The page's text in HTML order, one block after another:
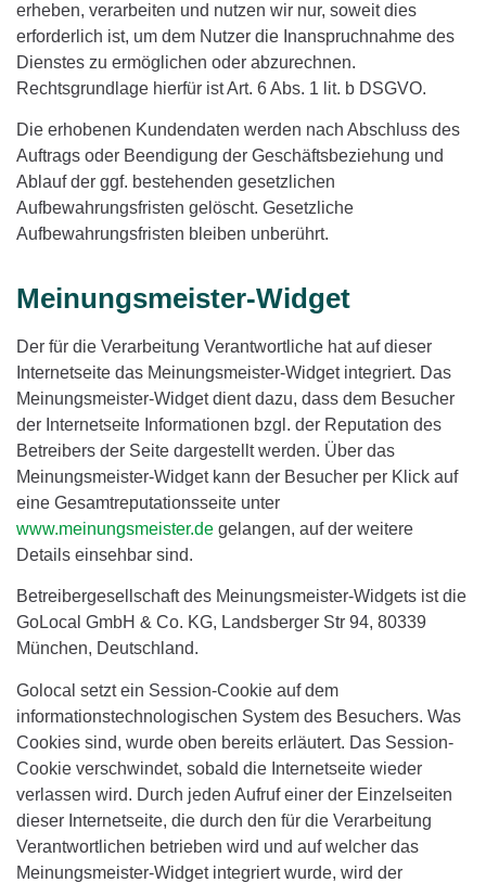
erheben, verarbeiten und nutzen wir nur, soweit dies
erforderlich ist, um dem Nutzer die Inanspruchnahme des
Dienstes zu ermöglichen oder abzurechnen.
Rechtsgrundlage hierfür ist Art. 6 Abs. 1 lit. b DSGVO.
Die erhobenen Kundendaten werden nach Abschluss des
Auftrags oder Beendigung der Geschäftsbeziehung und
Ablauf der ggf. bestehenden gesetzlichen
Aufbewahrungsfristen gelöscht. Gesetzliche
Aufbewahrungsfristen bleiben unberührt.
Meinungsmeister-Widget
Der für die Verarbeitung Verantwortliche hat auf dieser
Internetseite das Meinungsmeister-Widget integriert. Das
Meinungsmeister-Widget dient dazu, dass dem Besucher
der Internetseite Informationen bzgl. der Reputation des
Betreibers der Seite dargestellt werden. Über das
Meinungsmeister-Widget kann der Besucher per Klick auf
eine Gesamtreputationsseite unter
www.meinungsmeister.de gelangen, auf der weitere
Details einsehbar sind.
Betreibergesellschaft des Meinungsmeister-Widgets ist die
GoLocal GmbH & Co. KG, Landsberger Str 94, 80339
München, Deutschland.
Golocal setzt ein Session-Cookie auf dem
informationstechnologischen System des Besuchers. Was
Cookies sind, wurde oben bereits erläutert. Das Session-
Cookie verschwindet, sobald die Internetseite wieder
verlassen wird. Durch jeden Aufruf einer der Einzelseiten
dieser Internetseite, die durch den für die Verarbeitung
Verantwortlichen betrieben wird und auf welcher das
Meinungsmeister-Widget integriert wurde, wird der